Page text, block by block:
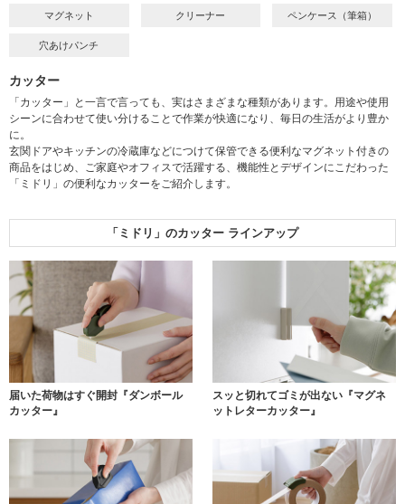
マグネット クリーナー ペンケース（筆箱）
穴あけパンチ
カッター
「カッター」と一言で言っても、実はさまざまな種類があります。用途や使用
シーンに合わせて使い分けることで作業が快適になり、毎日の生活がより豊か
に。
玄関ドアやキッチンの冷蔵庫などにつけて保管できる便利なマグネット付きの
商品をはじめ、ご家庭やオフィスで活躍する、機能性とデザインにこだわった
「ミドリ」の便利なカッターをご紹介します。
「ミドリ」のカッター ラインアップ
届いた荷物はすぐ開封 『ダンボール
カッター』
スッと切れてゴミが出ない 『マグネ
ットレターカッター』